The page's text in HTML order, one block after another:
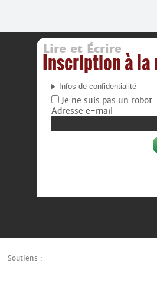
Lire et Écrire
Inscription à la
Infos de confidentialité
Je ne suis pas un robot
Adresse e-mail
Soutiens :